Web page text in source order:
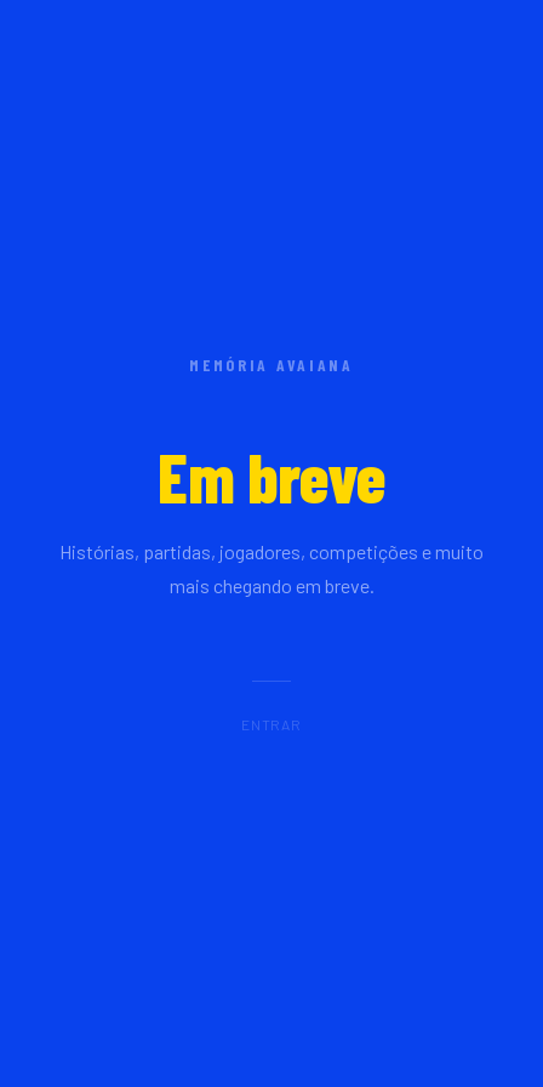
MEMÓRIA AVAIANA
Em breve
Histórias, partidas, jogadores, competições e muito
mais chegando em breve.
ENTRAR